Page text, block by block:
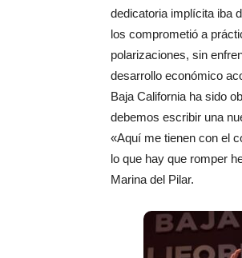
dedicatoria implícita iba
los comprometió a
polarizaciones, sin
desarrollo económico
Baja California ha sido
debemos escribir una
«Aquí me tienen con el
lo que hay que romper
Marina del Pilar.